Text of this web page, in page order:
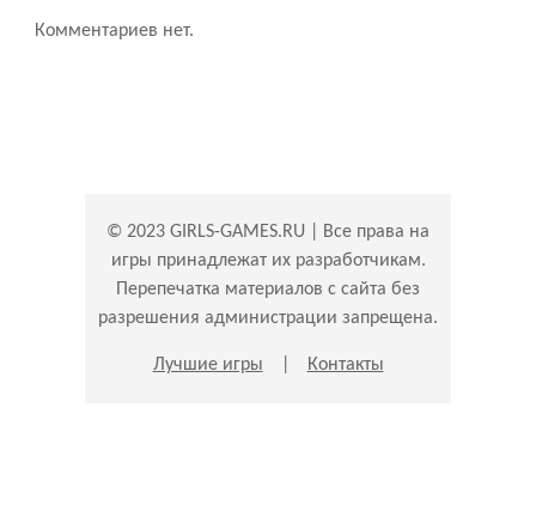
Комментариев нет.
© 2023 GIRLS-GAMES.RU | Все права на
игры принадлежат их разработчикам.
Перепечатка материалов с сайта без
разрешения администрации запрещена.
Лучшие игры Контакты